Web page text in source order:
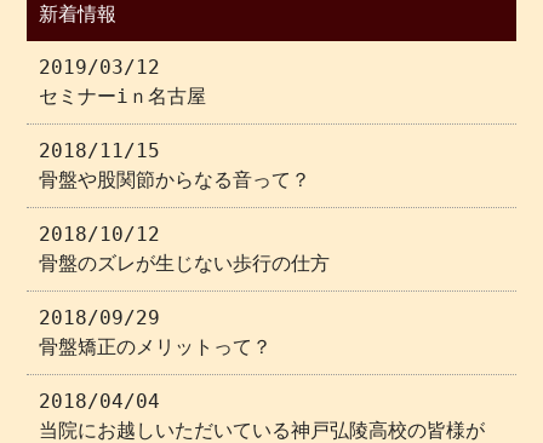
新着情報
2019/03/12
セミナーiｎ名古屋
2018/11/15
骨盤や股関節からなる音って？
2018/10/12
骨盤のズレが生じない歩行の仕方
2018/09/29
骨盤矯正のメリットって？
2018/04/04
当院にお越しいただいている神戸弘陵高校の皆様が